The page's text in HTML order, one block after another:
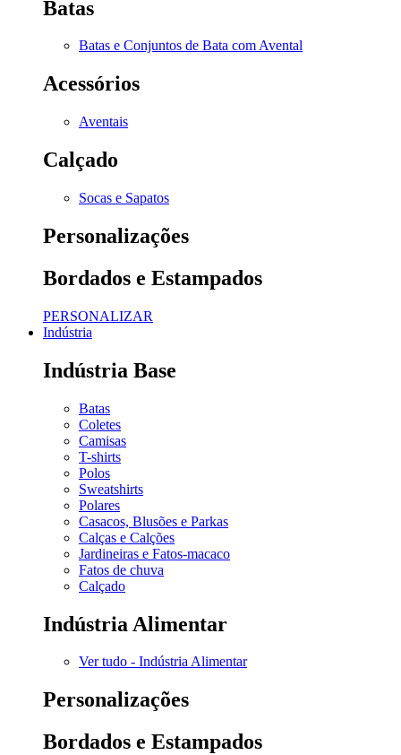
Batas
Batas e Conjuntos de Bata com Avental
Acessórios
Aventais
Calçado
Socas e Sapatos
Personalizações
Bordados e Estampados
PERSONALIZAR
Indústria
Indústria Base
Batas
Coletes
Camisas
T-shirts
Polos
Sweatshirts
Polares
Casacos, Blusões e Parkas
Calças e Calções
Jardineiras e Fatos-macaco
Fatos de chuva
Calçado
Indústria Alimentar
Ver tudo - Indústria Alimentar
Personalizações
Bordados e Estampados